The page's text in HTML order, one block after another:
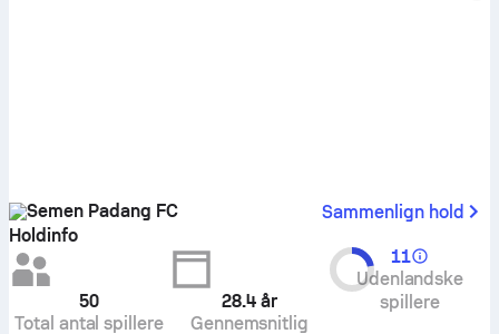
Semen Padang FC
Sammenlign hold
Holdinfo
50
Total antal spillere
28.4 år
Gennemsnitlig
11
Udenlandske
spillere